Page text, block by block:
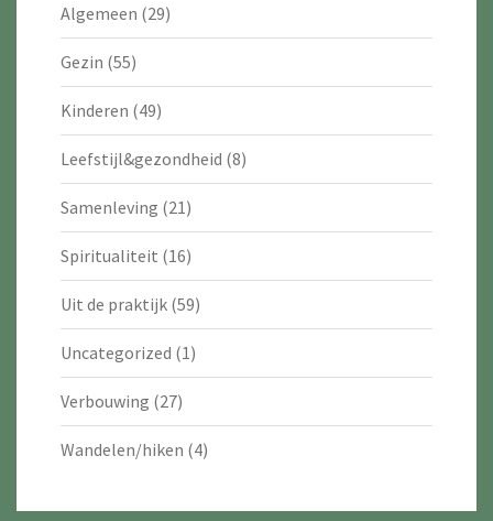
Algemeen (29)
Gezin (55)
Kinderen (49)
Leefstijl&gezondheid (8)
Samenleving (21)
Spiritualiteit (16)
Uit de praktijk (59)
Uncategorized (1)
Verbouwing (27)
Wandelen/hiken (4)